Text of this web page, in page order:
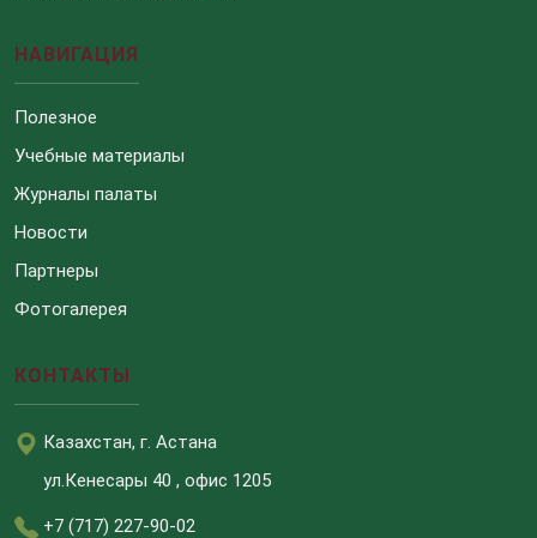
НАВИГАЦИЯ
Полезное
Учебные материалы
Журналы палаты
Новости
Партнеры
Фотогалерея
КОНТАКТЫ
Казахстан, г. Астана
ул.Кенесары 40 , офис 1205
+7 (717) 227-90-02